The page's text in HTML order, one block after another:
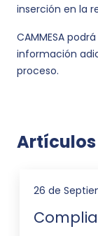
inserción en la
CAMMESA
información
proceso.
News